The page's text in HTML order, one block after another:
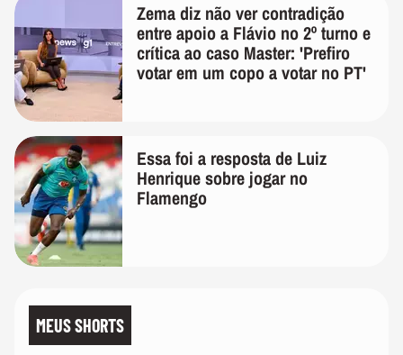
Zema diz não ver contradição
entre apoio a Flávio no 2º turno e
crítica ao caso Master: 'Prefiro
votar em um copo a votar no PT'
Essa foi a resposta de Luiz
Henrique sobre jogar no
Flamengo
MEUS SHORTS